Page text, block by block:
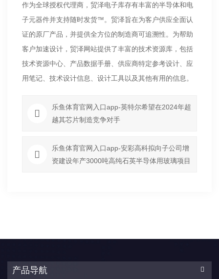
作为全球授权代理商，贸泽电子库存有丰富的半导体和电
子元器件并支持随时发货™。贸泽旨在为客户供应全面认
证的原厂产品，并提供全方位的制造商可追溯性。为帮助
客户加速设计，贸泽网站提供了丰富的技术资源库，包括
技术资源中心、产品数据手册、供应商特定参考设计、应
用笔记、技术设计信息、设计工具以及其他有用的信息。
乐鱼体育官网入口app-英特尔希望在2024年超
越其芯片制造竞争对手
乐鱼体育官网入口app-安彩高科拟向子公司增
资建设年产3000吨高纯石英半导体用玻璃项目
产品导航